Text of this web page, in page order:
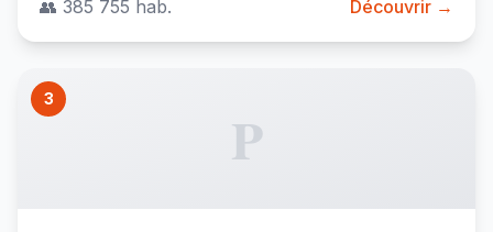
👥 385 755 hab. Découvrir →
3
P